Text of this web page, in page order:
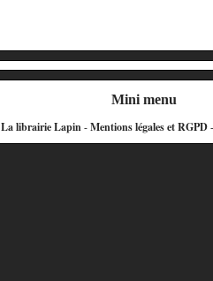
Mini menu
La librairie Lapin-Mentions légales et RGPD